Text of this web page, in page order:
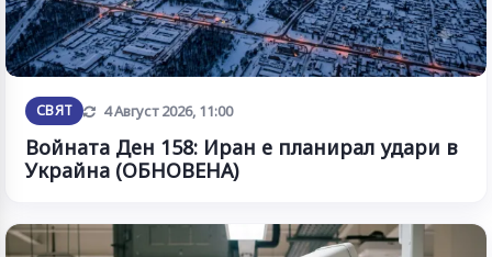
СВЯТ Обновена
4 Август 2026, 11:00
Войната Ден 158: Иран е планирал удари в
Украйна (ОБНОВЕНА)